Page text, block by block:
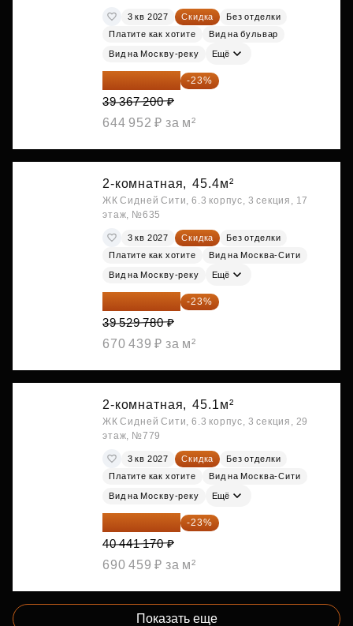
3 кв 2027 Скидка
Без отделки
Платите как хотите
Вид на бульвар
Вид на Москву-реку Ещё
30 312 744 ₽ -23%
39 367 200 ₽
644 952 ₽ за м²
2-комнатная, 45.4м²
ЖК Сидней Сити, 6.3 корпус, 3 секция, 17
этаж, №635
3 кв 2027 Скидка
Без отделки
Платите как хотите
Вид на Москва-Сити
Вид на Москву-реку Ещё
30 437 931 ₽ -23%
39 529 780 ₽
670 439 ₽ за м²
2-комнатная, 45.1м²
ЖК Сидней Сити, 6.3 корпус, 3 секция, 29
этаж, №779
3 кв 2027 Скидка
Без отделки
Платите как хотите
Вид на Москва-Сити
Вид на Москву-реку Ещё
31 139 701 ₽ -23%
40 441 170 ₽
690 459 ₽ за м²
Показать еще